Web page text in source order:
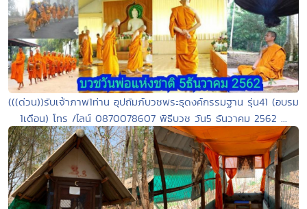
(((ด่วน))รับเจ้าภาพ1ท่าน อุปถัมภ์บวชพระธุดงค์กรรมฐาน รุ่น41 (อบรม
1เดือน) โทร /ไลน์ 0870078607 พิธีบวช วัน5 ธันวาคม 2562 ...